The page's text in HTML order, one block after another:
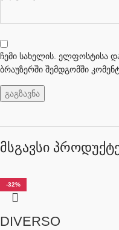
ჩემი სახელის. ელფოსტისა
ბრაუზერში შემდგომში
მსგავსი
DIVERSO
-32%
-32%